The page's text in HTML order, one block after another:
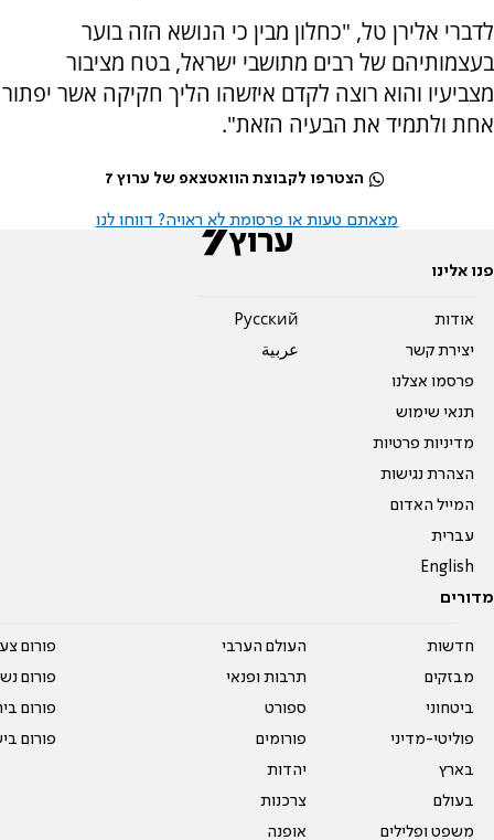
לדברי אלירן טל, "כחלון מבין כי הנושא הזה בוער
בעצמותיהם של רבים מתושבי ישראל, בטח מציבור
מצביעיו והוא רוצה לקדם איזשהו הליך חקיקה אשר יפתור
אחת ולתמיד את הבעיה הזאת".
הצטרפו לקבוצת הוואטצאפ של ערוץ 7
מצאתם טעות או פרסומת לא ראויה? דווחו לנו
פנו אלינו
אודות
יצירת קשר
פרסמו אצלנו
תנאי שימוש
מדיניות פרטיות
הצהרת נגישות
המייל האדום
עברית
English
Pусский
عربية
מדורים
חדשות
מבזקים
ביטחוני
פוליטי-מדיני
בארץ
בעולם
משפט ופלילים
העולם הערבי
תרבות ופנאי
ספורט
פורומים
יהדות
צרכנות
אופנה
פורום
פורום
פורום
פורום